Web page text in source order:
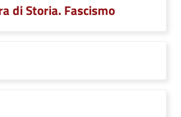
di Storia. Fascismo